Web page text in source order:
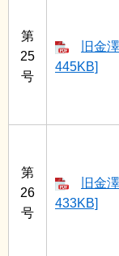
第
25
号
旧金
445KB]
第
26
号
旧金
433KB]